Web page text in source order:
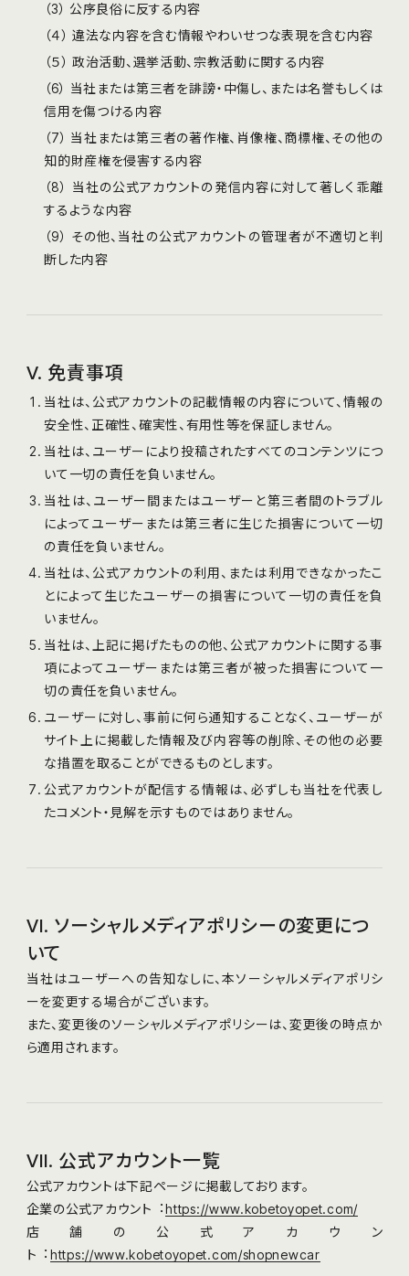
（3） 公序良俗に反する内容
（４） 違法な内容を含む情報やわいせつな表現を含む内容
（５） 政治活動、選挙活動、宗教活動に関する内容
（6） 当社または第三者を誹謗・中傷し、または名誉もしくは
信⽤を傷つける内容
（7） 当社または第三者の著作権、肖像権、商標権、その他の
知的財産権を侵害する内容
（8） 当社の公式アカウントの発信内容に対して著しく乖離
するような内容
（9） その他、当社の公式アカウントの管理者が不適切と判
断した内容
V. 免責事項
当社は、公式アカウントの記載情報の内容について、情報の
安全性、正確性、確実性、有⽤性等を保証しません。
当社は、ユーザーにより投稿されたすべてのコンテンツにつ
いて⼀切の責任を負いません。
当社は、ユーザー間またはユーザーと第三者間のトラブル
によってユーザーまたは第三者に生じた損害について⼀切
の責任を負いません。
当社は、公式アカウントの利⽤、または利⽤できなかったこ
とによって生じたユーザーの損害について⼀切の責任を負
いません。
当社は、上記に掲げたものの他、公式アカウントに関する事
項によってユーザーまたは第三者が被った損害について⼀
切の責任を負いません。
ユーザーに対し、事前に何ら通知することなく、ユーザーが
サイト上に掲載した情報及び内容等の削除、その他の必要
な措置を取ることができるものとします。
公式アカウントが配信する情報は、必ずしも当社を代表し
たコメント・⾒解を示すものではありません。
VI. ソーシャルメディアポリシーの変更につ
いて
当社はユーザーへの告知なしに、本ソーシャルメディアポリシ
ーを変更する場合がございます。
また、変更後のソーシャルメディアポリシーは、変更後の時点か
ら適⽤されます。
VII. 公式アカウント一覧
公式アカウントは下記ページに掲載しております。
企業の公式アカウント︓https://www.kobetoyopet.com/
店舗の公式アカウン
ト︓https://www.kobetoyopet.com/shopnewcar